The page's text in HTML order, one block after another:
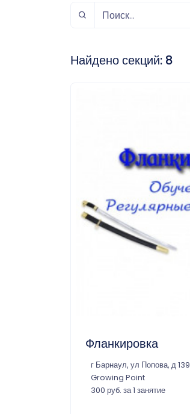
Индивидуально-
Найдено секций: 8
Фланкировка
г Барнаул, ул Попова, д 139
Growing Point
300 руб. за 1 занятие